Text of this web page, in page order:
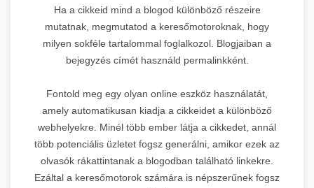
Ha a cikkeid mind a blogod különböző részeire
mutatnak, megmutatod a keresőmotoroknak, hogy
milyen sokféle tartalommal foglalkozol. Blogjaiban a
bejegyzés címét használd permalinkként.
Fontold meg egy olyan online eszköz használatát,
amely automatikusan kiadja a cikkeidet a különböző
webhelyekre. Minél több ember látja a cikkedet, annál
több potenciális üzletet fogsz generálni, amikor ezek az
olvasók rákattintanak a blogodban található linkekre.
Ezáltal a keresőmotorok számára is népszerűnek fogsz